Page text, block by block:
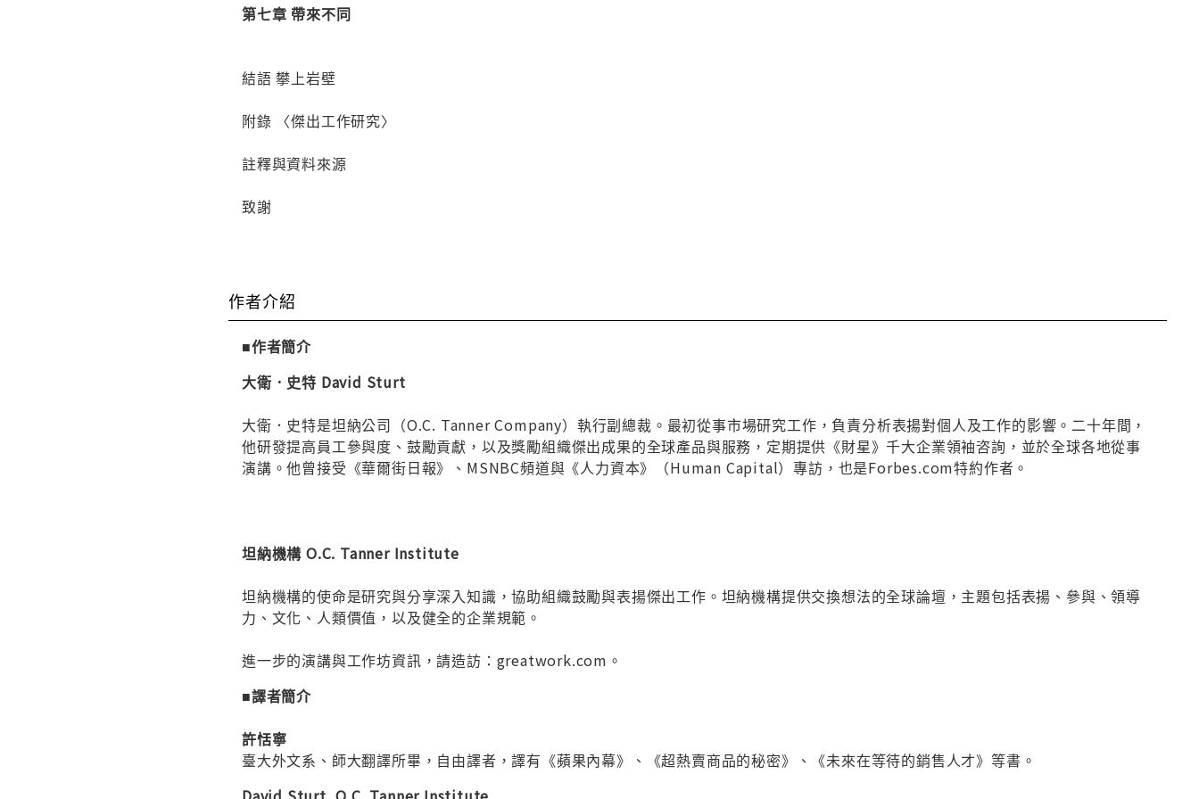
第七章 帶來不同
結語 攀上岩壁
附錄 〈傑出工作研究〉
註釋與資料來源
致謝
作者介紹
■作者簡介
大衛．史特 David Sturt
大衛．史特是坦納公司（O.C. Tanner Company）執行副總裁。最初從事市場研究工作，負責分析表揚對個人及工作的影響。二十年間，
他研發提高員工參與度、鼓勵貢獻，以及獎勵組織傑出成果的全球產品與服務，定期提供《財星》千大企業領袖咨詢，並於全球各地從事
演講。他曾接受《華爾街日報》、MSNBC頻道與《人力資本》（Human Capital）專訪，也是Forbes.com特約作者。
坦納機構 O.C. Tanner Institute
坦納機構的使命是研究與分享深入知識，協助組織鼓勵與表揚傑出工作。坦納機構提供交換想法的全球論壇，主題包括表揚、參與、領導
力、文化、人類價值，以及健全的企業規範。
進一步的演講與工作坊資訊，請造訪：greatwork.com。
■譯者簡介
許恬寧
臺大外文系、師大翻譯所畢，自由譯者，譯有《蘋果內幕》、《超熱賣商品的秘密》、《未來在等待的銷售人才》等書。